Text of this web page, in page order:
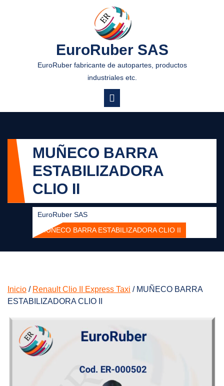
EuroRuber SAS
EuroRuber fabricante de autopartes, productos
industriales etc.
MUÑECO BARRA
ESTABILIZADORA
CLIO II
EuroRuber SAS
MUÑECO BARRA ESTABILIZADORA CLIO II
Inicio / Renault Clio II Express Taxi / MUÑECO BARRA
ESTABILIZADORA CLIO II